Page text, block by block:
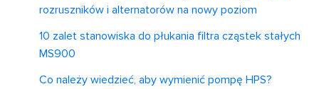
rozruszników i alternatorów na nowy poziom
10 zalet stanowiska do płukania filtra cząstek stałych
MS900
Co należy wiedzieć, aby wymienić pompę HPS?